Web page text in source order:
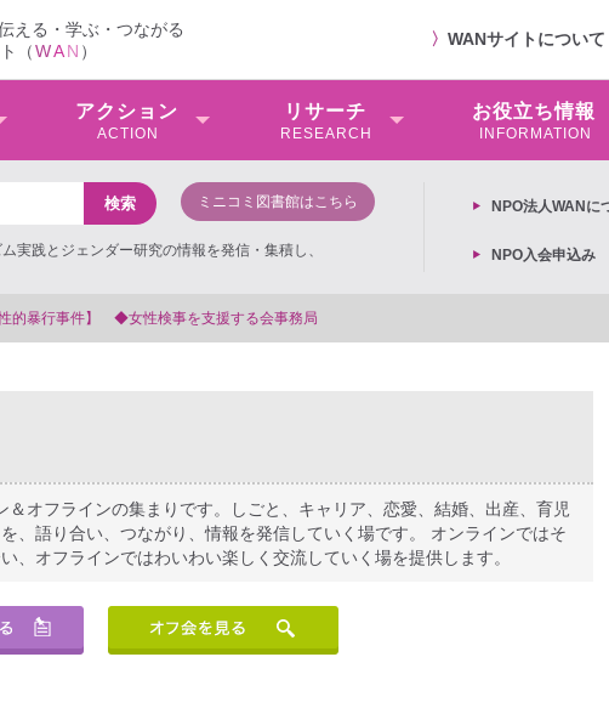
える・学ぶ・つながる
（WAN ）
〉 WANサイトについて
アクション
ACTION
リサーチ
RESEARCH
お役⽴ち情報
INFORMATION
ミニコミ図書館はこちら
実践とジェンダー研究の情報を発信・集積し、
NPO法⼈WANに
NPO入会申込み
オフラインの集まりです。しごと、キャリア、恋愛、結婚、出産、育児
、語り合い、つながり、情報を発信していく場です。 オンラインではそ
、オフラインではわいわい楽しく交流していく場を提供します。